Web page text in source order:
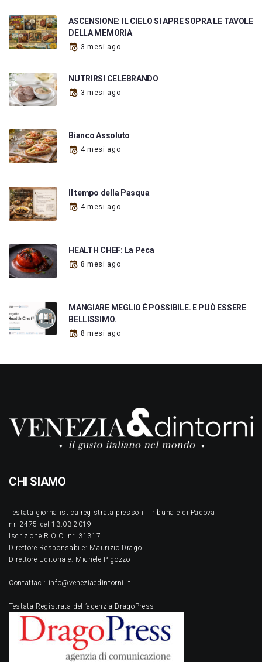
ASCENSIONE: IL CIELO SI APRE SOPRA LE TAVOLE
DELLA MEMORIA
3 mesi ago
NUTRIRSI CELEBRANDO
3 mesi ago
Bianco Assoluto
4 mesi ago
Il tempo della Pasqua
4 mesi ago
HEALTH CHEF: La Peca
8 mesi ago
MANGIARE MEGLIO È POSSIBILE. E PUÒ ESSERE
BELLISSIMO.
8 mesi ago
CHI SIAMO
Testata giornalistica registrata presso il Tribunale di Padova
nr. 2475 del 13.03.2019
Iscrizione R.O.C. nr. 31317
Direttore Responsabile: Maurizio Drago
Direttore Editoriale: Michele Pigozzo
Contattaci: info@veneziaedintorni.it
Testata Registrata dell’agenzia DragoPress